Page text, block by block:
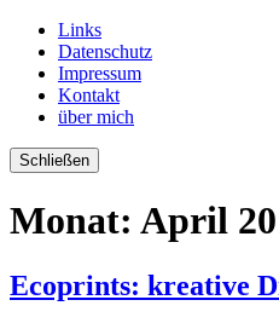
Links
Datenschutz
Impressum
Kontakt
über mich
Schließen
Monat: April
Ecoprints: kreative